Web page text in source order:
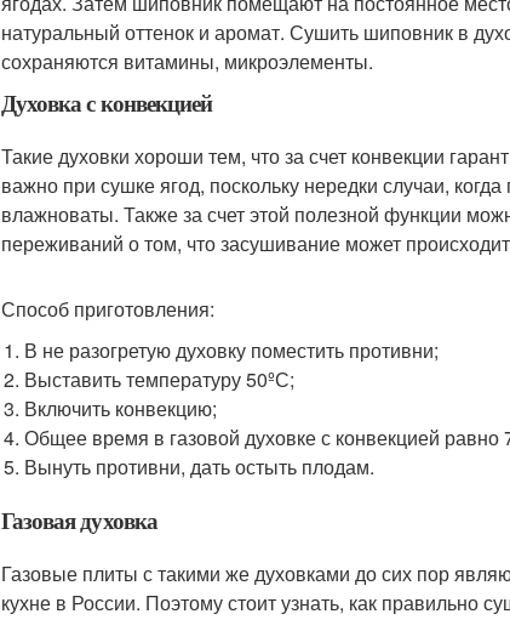
натуральный оттенок и аромат. Сушить шиповник в
сохраняются витамины, микроэлементы.
Духовка с конвекцией
Такие духовки хороши тем, что за счет конвекции
важно при сушке ягод, поскольку нередки случаи,
влажноваты. Также за счет этой полезной функции
переживаний о том, что засушивание может
Способ приготовления:
В не разогретую духовку поместить противни;
Выставить температуру 50ºС;
Включить конвекцию;
Общее время в газовой духовке с конвекцией равно
Вынуть противни, дать остыть плодам.
Газовая духовка
Газовые плиты с такими же духовками до сих пор
кухне в России. Поэтому стоит узнать, как правильно